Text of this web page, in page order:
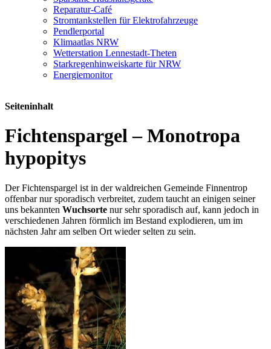
Reparatur-Café
Stromtankstellen für Elektrofahrzeuge
Pendlerportal
Klimaatlas NRW
Wetterstation Lennestadt-Theten
Starkregenhinweiskarte für NRW
Energiemonitor
Seiteninhalt
Fichtenspargel – Monotropa
hypopitys
Der Fichtenspargel ist in der waldreichen Gemeinde Finnentrop
offenbar nur sporadisch verbreitet, zudem taucht an einigen seiner
uns bekannten Wuchsorte nur sehr sporadisch auf, kann jedoch in
verschiedenen Jahren förmlich im Bestand explodieren, um im
nächsten Jahr am selben Ort wieder selten zu sein.